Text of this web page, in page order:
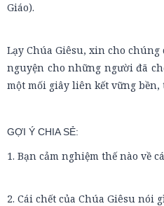
Giáo).
Lạy Chúa Giêsu, xin cho
nguyện cho những người đã
một mối giây liên kết vững
GỢI Ý CHIA SẺ:
1. Bạn cảm nghiệm thế nào về
2. Cái chết của Chúa Giêsu nói